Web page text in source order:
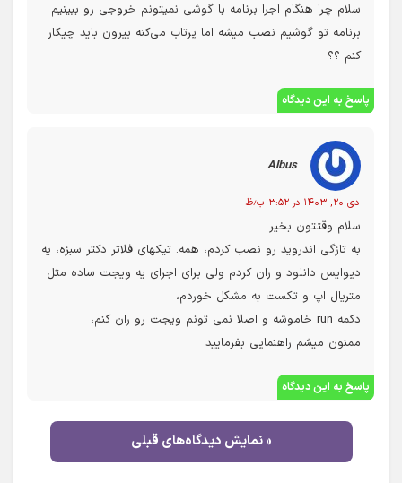
سلام چرا هنگام اجرا برنامه با گوشی نمیتونم خروجی رو ببینیم
برنامه تو گوشیم نصب میشه اما پرتاب می‌کنه بیرون باید چیکار
کنم ؟؟
پاسخ به این دیدگاه
Albus
دی ۲۰, ۱۴۰۳ در ۳:۵۲ ب٫ظ
سلام وقتتون بخیر
به تازگی اندروید رو نصب کردم، همه. تیکهای فلاتر دکتر سبزه، یه
دیوایس دانلود و ران کردم ولی برای اجرای یه ویجت ساده مثل
متریال اپ و تکست به مشکل خوردم،
دکمه run خاموشه و اصلا نمی تونم ویجت رو ران کنم،
ممنون میشم راهنمایی بفرمایید
پاسخ به این دیدگاه
« نمایش دیدگاه‌های قبلی